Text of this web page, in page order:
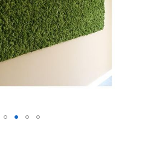
Mosschilderij